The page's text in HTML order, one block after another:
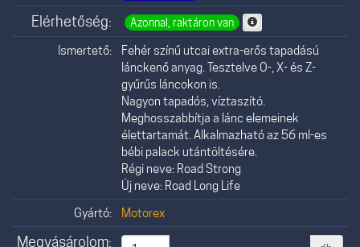
Elérhetőség: Azonnal, raktáron van
Ismertető:
Fehér színű utcai extra-erős tapadású
lánckenő anyag. Tesztelve O-, X- és Z-
gyűrűs láncokon is.
Nagyon tapadós, víztaszító.
Meghosszabbítja a lánc elemeinek
élettartamát. Alkalmazható az 56 ml-es
bébi palack utántöltésére.
Régi neve: Road Strong
Új neve: Road Long Life
Gyártó:
Motorex
Megvásárolom: